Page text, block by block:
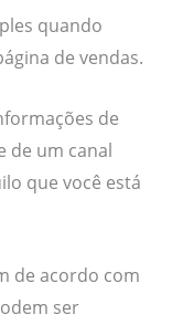
quando
de vendas.
de
de um canal
que você está
de acordo com
ser